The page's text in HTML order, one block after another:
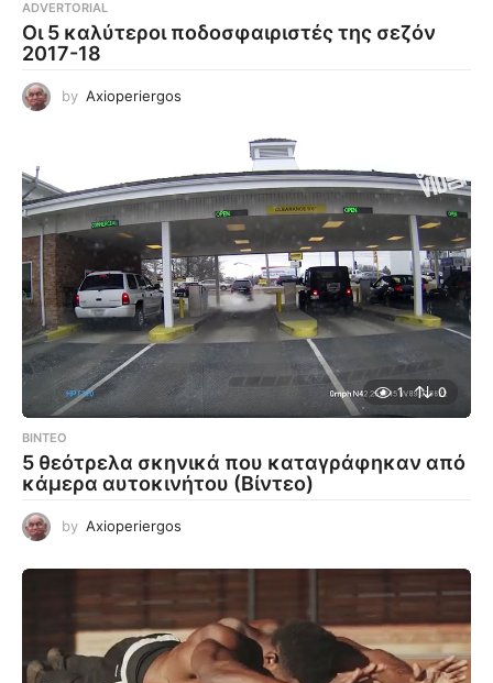
ADVERTORIAL
Οι 5 καλύτεροι ποδοσφαιριστές της σεζόν
2017-18
by Axioperiergos
1 0
ΒΊΝΤΕΟ
5 θεότρελα σκηνικά που καταγράφηκαν από
κάμερα αυτοκινήτου (Βίντεο)
by Axioperiergos